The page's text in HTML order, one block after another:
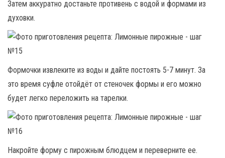
Затем аккуратно достаньте противень с водой и формами из
духовки.
Формочки извлеките из воды и дайте постоять 5-7 минут. За
это время суфле отойдёт от стеночек формы и его можно
будет легко переложить на тарелки.
Накройте форму с пирожным блюдцем и переверните ее.